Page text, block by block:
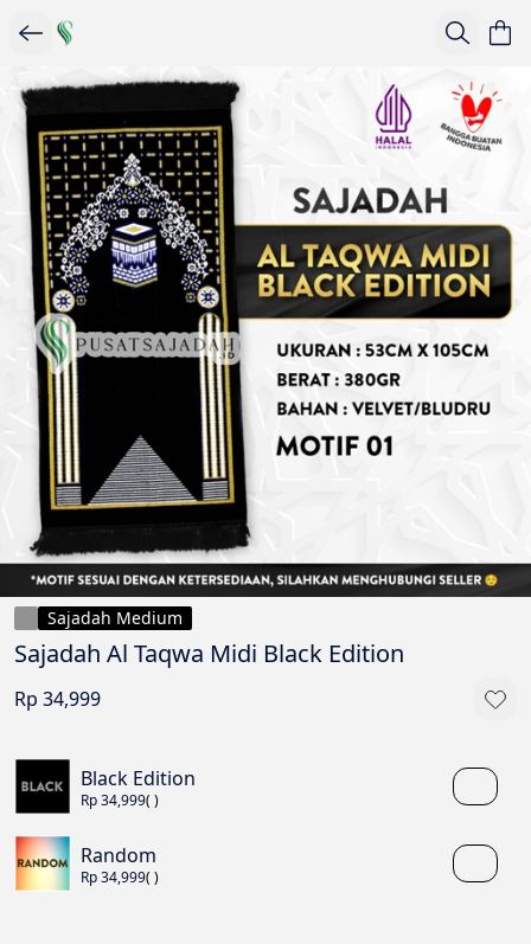
Sajadah Medium
Sajadah Al Taqwa Midi Black Edition
Rp 34,999
Black Edition
Rp 34,999( )
Random
Rp 34,999( )